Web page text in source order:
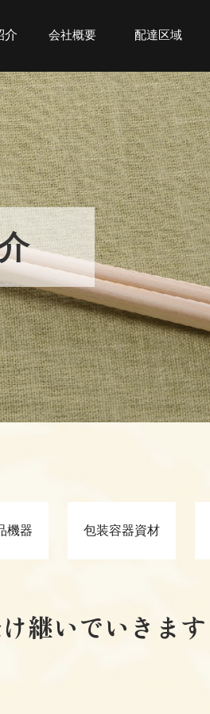
介 会社概要 配達区域
機器 包装容器資材
継いでいきます